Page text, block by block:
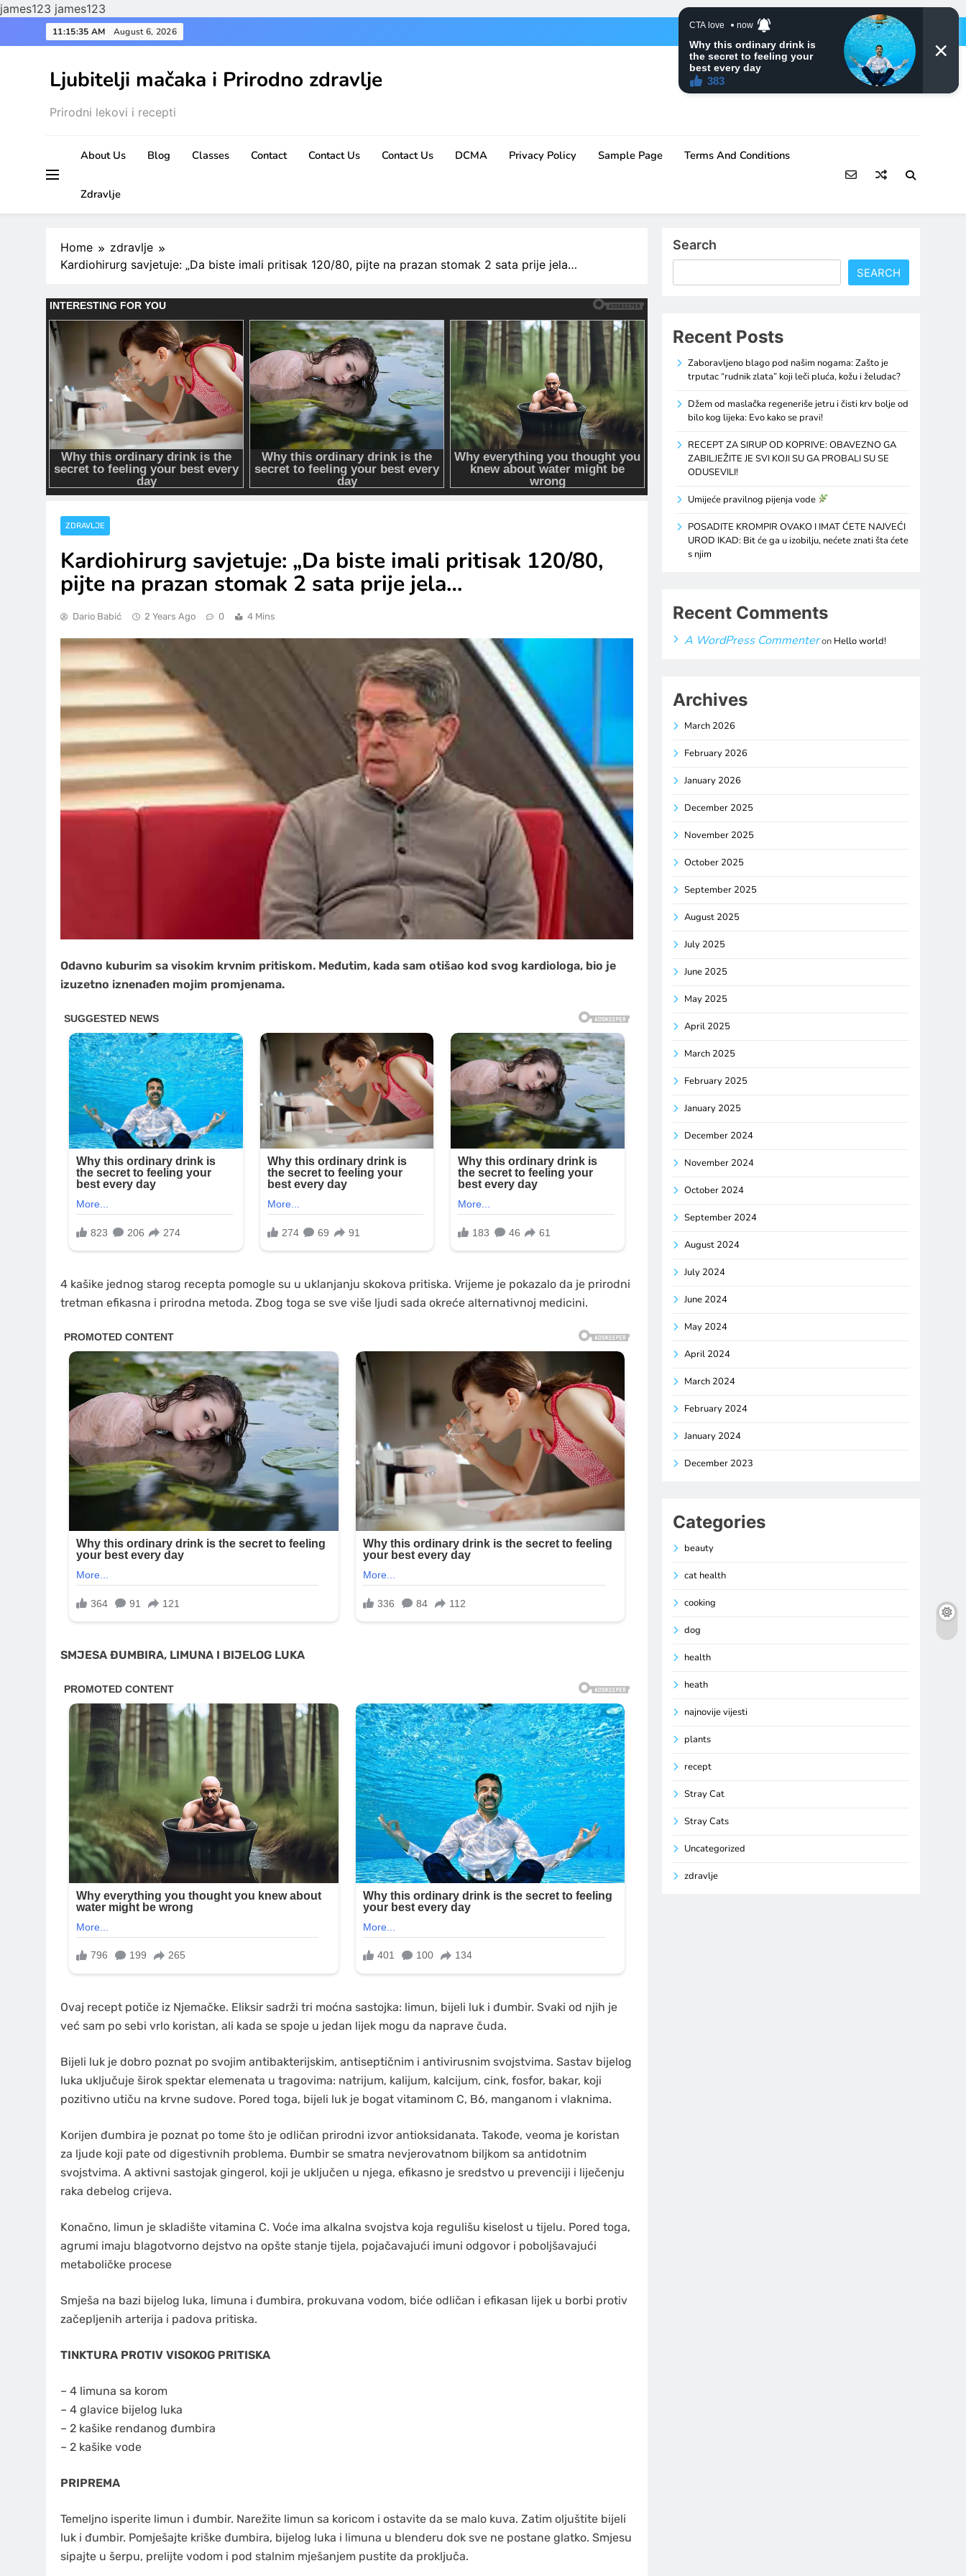
james123 james123
to
11:15:37 AM August 6, 2026
Ljubitelji mačaka i Prirodno zdravlje
Prirodni lekovi i recepti
About Us Blog Classes Contact Contact Us Contact Us DCMA Privacy Policy Sample Page Terms And Conditions
Zdravlje
Home
zdravlje
Kardiohirurg savjetuje: „Da biste imali pritisak 120/80, pijte na prazan stomak 2 sata prije jela…
ZDRAVLJE
Kardiohirurg savjetuje: „Da biste imali pritisak 120/80,
pijte na prazan stomak 2 sata prije jela…
Dario Babić 2 Years Ago 0 4 Mins
Odavno kuburim sa visokim krvnim pritiskom. Međutim, kada sam otišao kod svog kardiologa, bio je
izuzetno iznenađen mojim promjenama.
4 kašike jednog starog recepta pomogle su u uklanjanju skokova pritiska. Vrijeme je pokazalo da je prirodni
tretman efikasna i prirodna metoda. Zbog toga se sve više ljudi sada okreće alternativnoj medicini.
SMJESA ĐUMBIRA, LIMUNA I BIJELOG LUKA
Ovaj recept potiče iz Njemačke. Eliksir sadrži tri moćna sastojka: limun, bijeli luk i đumbir. Svaki od njih je
već sam po sebi vrlo koristan, ali kada se spoje u jedan lijek mogu da naprave čuda.
Bijeli luk je dobro poznat po svojim antibakterijskim, antiseptičnim i antivirusnim svojstvima. Sastav bijelog
luka uključuje širok spektar elemenata u tragovima: natrijum, kalijum, kalcijum, cink, fosfor, bakar, koji
pozitivno utiču na krvne sudove. Pored toga, bijeli luk je bogat vitaminom C, B6, manganom i vlaknima.
Korijen đumbira je poznat po tome što je odličan prirodni izvor antioksidanata. Takođe, veoma je koristan
za ljude koji pate od digestivnih problema. Đumbir se smatra nevjerovatnom biljkom sa antidotnim
svojstvima. A aktivni sastojak gingerol, koji je uključen u njega, efikasno je sredstvo u prevenciji i liječenju
raka debelog crijeva.
Konačno, limun je skladište vitamina C. Voće ima alkalna svojstva koja regulišu kiselost u tijelu. Pored toga,
agrumi imaju blagotvorno dejstvo na opšte stanje tijela, pojačavajući imuni odgovor i poboljšavajući
metaboličke procese
Smješa na bazi bijelog luka, limuna i đumbira, prokuvana vodom, biće odličan i efikasan lijek u borbi protiv
začepljenih arterija i padova pritiska.
TINKTURA PROTIV VISOKOG PRITISKA
– 4 limuna sa korom
– 4 glavice bijelog luka
– 2 kašike rendanog đumbira
– 2 kašike vode
PRIPREMA
Temeljno isperite limun i đumbir. Narežite limun sa koricom i ostavite da se malo kuva. Zatim oljuštite bijeli
luk i đumbir. Pomješajte kriške đumbira, bijelog luka i limuna u blenderu dok sve ne postane glatko. Smjesu
sipajte u šerpu, prelijte vodom i pod stalnim mješanjem pustite da proključa.
Search
SEARCH
Recent Posts
Zaboravljeno blago pod našim nogama: Zašto je
trputac “rudnik zlata” koji leči pluća, kožu i želudac?
Džem od maslačka regeneriše jetru i čisti krv bolje od
bilo kog lijeka: Evo kako se pravi!
RECEPT ZA SIRUP OD KOPRIVE: OBAVEZNO GA
ZABILJEŽITE JE SVI KOJI SU GA PROBALI SU SE
ODUSEVILI!
Umijeće pravilnog pijenja vode
POSADITE KROMPIR OVAKO I IMAT ĆETE NAJVEĆI
UROD IKAD: Bit će ga u izobilju, nećete znati šta ćete
s njim
Recent Comments
A WordPress Commenteron Hello world!
Archives
March 2026
February 2026
January 2026
December 2025
November 2025
October 2025
September 2025
August 2025
July 2025
June 2025
May 2025
April 2025
March 2025
February 2025
January 2025
December 2024
November 2024
October 2024
September 2024
August 2024
July 2024
June 2024
May 2024
April 2024
March 2024
February 2024
January 2024
December 2023
Categories
beauty
cat health
cooking
dog
health
heath
najnovije vijesti
plants
recept
Stray Cat
Stray Cats
Uncategorized
zdravlje